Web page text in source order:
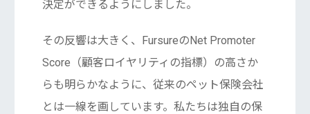
決定ができるようにしました。
その反響は大きく、FursureのNet Promoter
Score（顧客ロイヤリティの指標）の高さか
らも明らかなように、従来のペット保険会社
とは一線を画しています。私たちは独自の保